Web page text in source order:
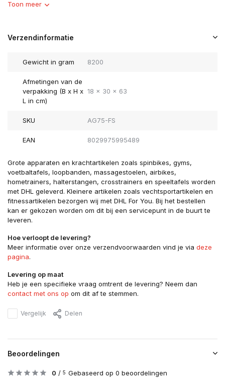
Toon meer
Verzendinformatie
Gewicht in gram 8200
Afmetingen van de
verpakking (B x H x
L in cm)
18 x 30 x 63
SKU AG75-FS
EAN 8029975995489
Grote apparaten en krachtartikelen zoals spinbikes, gyms,
voetbaltafels, loopbanden, massagestoelen, airbikes,
hometrainers, halterstangen, crosstrainers en speeltafels worden
met DHL geleverd. Kleinere artikelen zoals vechtsportartikelen en
fitnessartikelen bezorgen wij met DHL For You. Bij het bestellen
kan er gekozen worden om dit bij een servicepunt in de buurt te
leveren.
Hoe verloopt de levering?
Meer informatie over onze verzendvoorwaarden vind je via deze
pagina.
Levering op maat
Heb je een specifieke vraag omtrent de levering? Neem dan
contact met ons op om dit af te stemmen.
Vergelijk Delen
Beoordelingen
0 / 5 Gebaseerd op 0 beoordelingen